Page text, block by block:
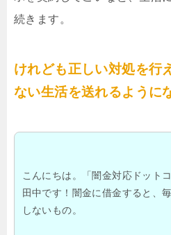
続きます。
けれども正しい対処を行
ない生活を送れるように
こんにちは。「闇金対応ドット
田中です！闇金に借金すると、
しないもの。